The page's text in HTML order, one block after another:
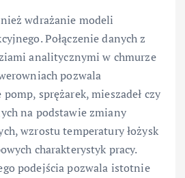
wdrażanie modeli
Połączenie danych z
analitycznymi w chmurze
pozwala
sprężarek, mieszadeł czy
na podstawie zmiany
wzrostu temperatury łożysk
charakterystyk pracy.
podejścia pozwala istotnie